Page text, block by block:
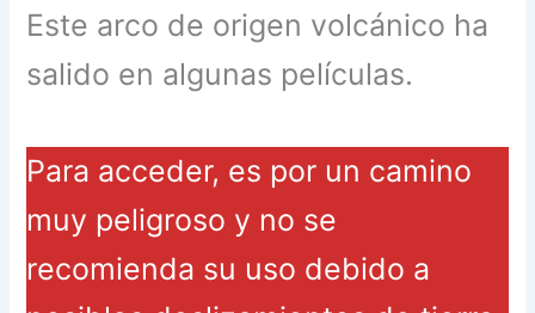
Este arco de origen volcánico ha
salido en algunas películas.
Para acceder, es por un camino
muy peligroso y no se
recomienda su uso debido a